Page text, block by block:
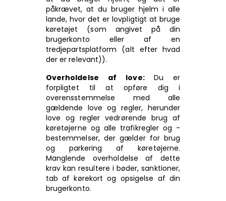
påkrævet, at du bruger hjelm i alle
lande, hvor det er lovpligtigt at bruge
køretøjet (som angivet på din
brugerkonto eller af en
tredjepartsplatform (alt efter hvad
der er relevant)).
Overholdelse af love: Du er
forpligtet til at opføre dig i
overensstemmelse med alle
gældende love og regler, herunder
love og regler vedrørende brug af
køretøjerne og alle trafikregler og -
bestemmelser, der gælder for brug
og parkering af køretøjerne.
Manglende overholdelse af dette
krav kan resultere i bøder, sanktioner,
tab af kørekort og opsigelse af din
brugerkonto.